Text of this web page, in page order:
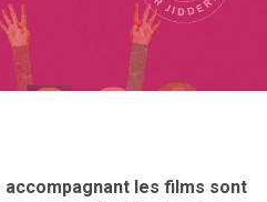
accompagnant les films sont